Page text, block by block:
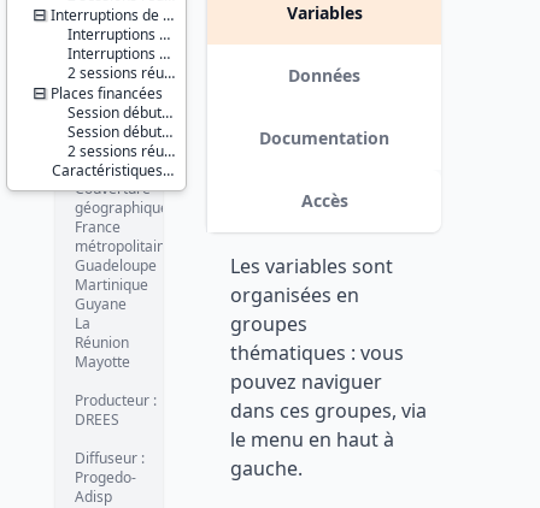
Interruptions de scolarité
Interruptions entre le 1er janvier et le 31 juillet
Interruptions entre le 1er août et le 31 décembre
2 sessions réunies
Places financées
Session débutant entre le 1er janvier et le 31 juillet
Session débutant entre le 1er aout et le 31 décembre
2 sessions réunies
Caractéristiques d'enquête
formation
Santé et
protection
sociale
Série :
Enquête
Écoles
Couverture
géographique :
France
métropolitaine
Guadeloupe
Martinique
Guyane
La
Réunion
Mayotte
Producteur :
DREES
Diffuseur :
Progedo-
Adisp
Variables
Données
Documentation
Accès
Les variables sont
organisées en
groupes
thématiques : vous
pouvez naviguer
dans ces groupes, via
le menu en haut à
gauche.